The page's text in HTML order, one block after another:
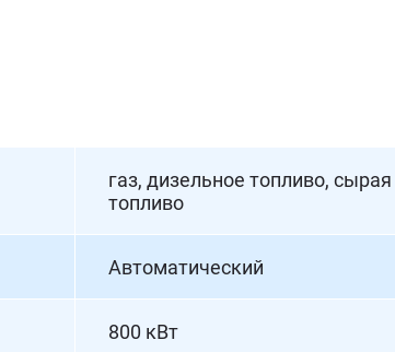
газ, дизельное топливо,
топливо
Автоматический
800 кВт